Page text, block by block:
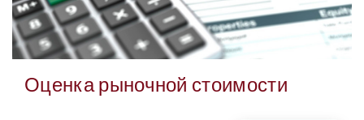
Оценка рыночной стоимости